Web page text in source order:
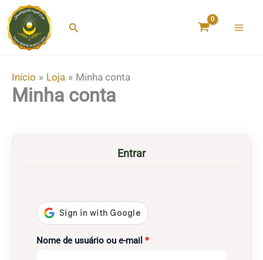
para
Pesquisar
Início Loja Minha conta
Minha conta
Entrar
Nome de usuário ou e-mail *Obrigatório